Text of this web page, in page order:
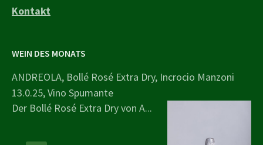
Kontakt
WEIN DES MONATS
ANDREOLA, Bollé Rosé Extra Dry, Incrocio Manzoni
13.0.25, Vino Spumante
Der Bollé Rosé Extra Dry von A...